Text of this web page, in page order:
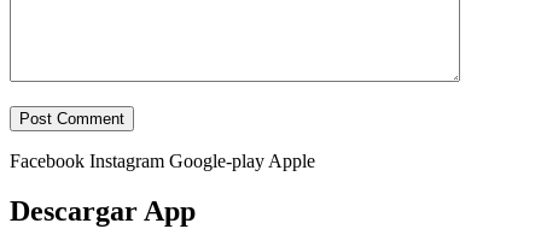
Facebook Instagram Google-play Apple
Descargar App